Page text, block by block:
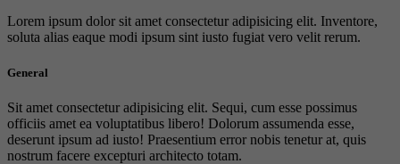
Lorem ipsum dolor sit amet consectetur adipisicing elit. Inventore,
soluta alias eaque modi ipsum sint iusto fugiat vero velit rerum.
General
Sit amet consectetur adipisicing elit. Sequi, cum esse possimus
officiis amet ea voluptatibus libero! Dolorum assumenda esse,
deserunt ipsum ad iusto! Praesentium error nobis tenetur at, quis
nostrum facere excepturi architecto totam.